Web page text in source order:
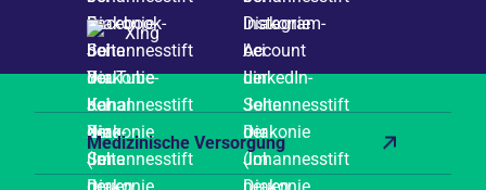
Xing
Medizinische Versorgung